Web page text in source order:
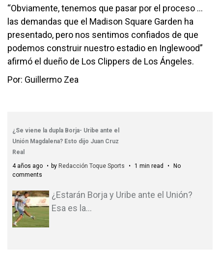
“Obviamente, tenemos que pasar por el proceso …
las demandas que el Madison Square Garden ha
presentado, pero nos sentimos confiados de que
podemos construir nuestro estadio en Inglewood”
afirmó el dueño de Los Clippers de Los Ángeles.
Por: Guillermo Zea
¿Se viene la dupla Borja- Uribe ante el
Unión Magdalena? Esto dijo Juan Cruz
Real
4 años ago
by Redacción Toque Sports 1 min read
No
comments
¿Estarán Borja y Uribe ante el Unión?
Esa es la…